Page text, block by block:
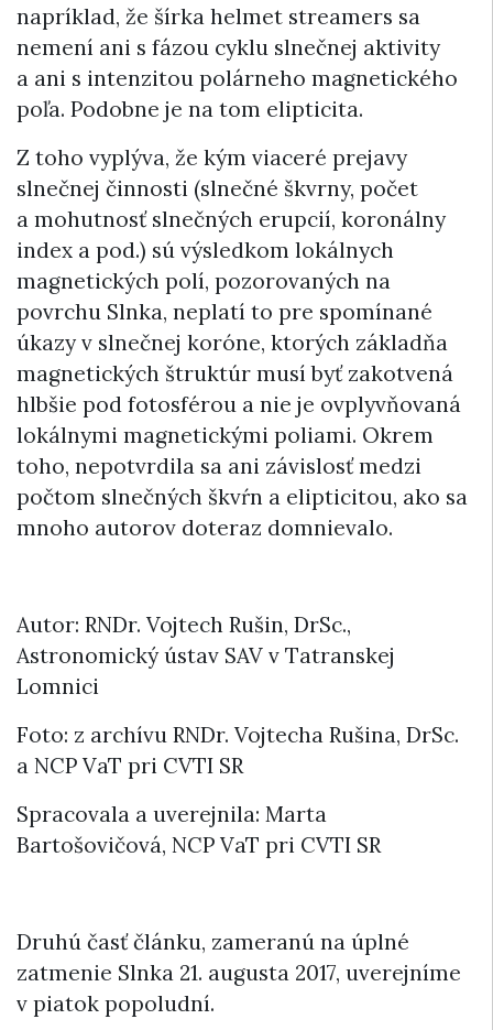
napríklad, že šírka helmet streamers sa
nemení ani s fázou cyklu slnečnej aktivity
a ani s intenzitou polárneho magnetického
poľa. Podobne je na tom elipticita.
Z toho vyplýva, že kým viaceré prejavy
slnečnej činnosti (slnečné škvrny, počet
a mohutnosť slnečných erupcií, koronálny
index a pod.) sú výsledkom lokálnych
magnetických polí, pozorovaných na
povrchu Slnka, neplatí to pre spomínané
úkazy v slnečnej koróne, ktorých základňa
magnetických štruktúr musí byť zakotvená
hlbšie pod fotosférou a nie je ovplyvňovaná
lokálnymi magnetickými poliami. Okrem
toho, nepotvrdila sa ani závislosť medzi
počtom slnečných škvŕn a elipticitou, ako sa
mnoho autorov doteraz domnievalo.
Autor: RNDr. Vojtech Rušin, DrSc.,
Astronomický ústav SAV v Tatranskej
Lomnici
Foto: z archívu RNDr. Vojtecha Rušina, DrSc.
a NCP VaT pri CVTI SR
Spracovala a uverejnila: Marta
Bartošovičová, NCP VaT pri CVTI SR
Druhú časť článku, zameranú na úplné
zatmenie Slnka 21. augusta 2017, uverejníme
v piatok popoludní.